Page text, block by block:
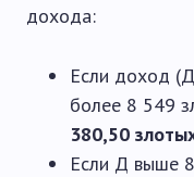
дохода:
Если доход
более 8 549
380,50
Если Д выше